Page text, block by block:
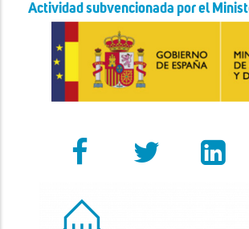
Actividad subvencionada por el